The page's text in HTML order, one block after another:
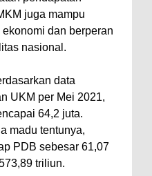
juga mampu
dan berperan
nasional.
data
UKM per Mei 2021,
64,2 juta.
madu tentunya,
PDB sebesar 61,07
triliun.